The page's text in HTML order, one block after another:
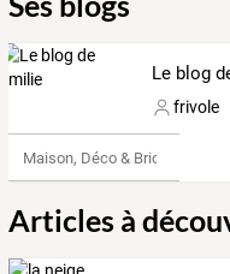
Le blog
frivole
Maison, Déco & Bricolage
Articles à